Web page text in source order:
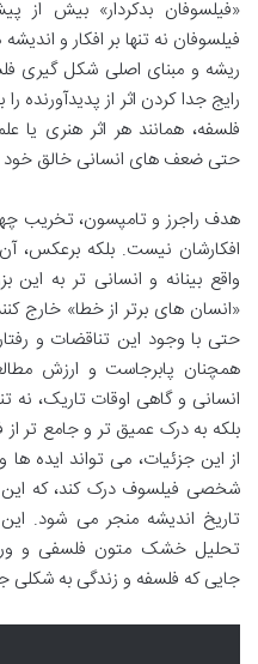
«فیلسوفان بدکردار» بیش
فیلسوفان نه تنها بر افکار و
ریشه و مبنای اصلی شکل گیری
رایج جدا کردن اثر از
فلسفه، همانند هر اثر هنری یا
حتی ضعف های انسانی خالق خود
هدف راجرز و تامپسون، تخریب
افکارشان نیست. بلکه برعکس،
واقع بینانه و انسانی تر به این
«انسان های برتر از خطا» خارج
حتی با وجود این تناقضات و
همچنان پابرجاست و ارزش
انسانی و گاهی اوقات تاریک، نه
بلکه به درک عمیق تر و جامع تر
از این جزئیات، می تواند ایده
شخصی فیلسوف درک کند، که این
تاریخ اندیشه منجر می شود.
تحلیل خشک متون فلسفی و
جایی که فلسفه و زندگی به شکلی